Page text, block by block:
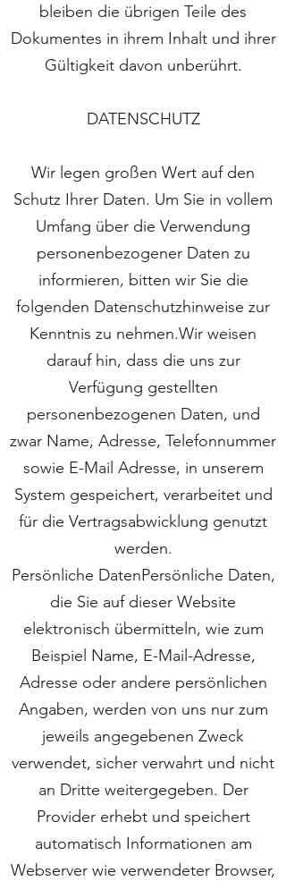
bleiben die übrigen Teile des
Dokumentes in ihrem Inhalt und ihrer
Gültigkeit davon unberührt.
DATENSCHUTZ
Wir legen großen Wert auf den
Schutz Ihrer Daten. Um Sie in vollem
Umfang über die Verwendung
personenbezogener Daten zu
informieren, bitten wir Sie die
folgenden Datenschutzhinweise zur
Kenntnis zu nehmen.Wir weisen
darauf hin, dass die uns zur
Verfügung gestellten
personenbezogenen Daten, und
zwar Name, Adresse, Telefonnummer
sowie E-Mail Adresse, in unserem
System gespeichert, verarbeitet und
für die Vertragsabwicklung genutzt
werden.
Persönliche DatenPersönliche Daten,
die Sie auf dieser Website
elektronisch übermitteln, wie zum
Beispiel Name, E-Mail-Adresse,
Adresse oder andere persönlichen
Angaben, werden von uns nur zum
jeweils angegebenen Zweck
verwendet, sicher verwahrt und nicht
an Dritte weitergegeben. Der
Provider erhebt und speichert
automatisch Informationen am
Webserver wie verwendeter Browser,